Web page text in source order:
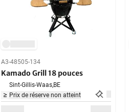
A3-48505-134
Kamado Grill 18 pouces
Sint-Gillis-Waas,BE
Prix de réserve non atteint